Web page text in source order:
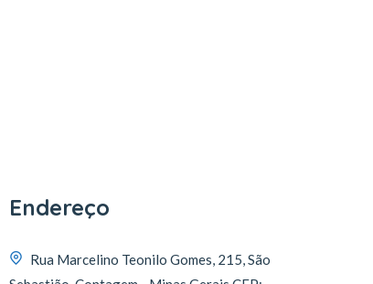
Endereço
Rua Marcelino Teonilo Gomes, 215, São